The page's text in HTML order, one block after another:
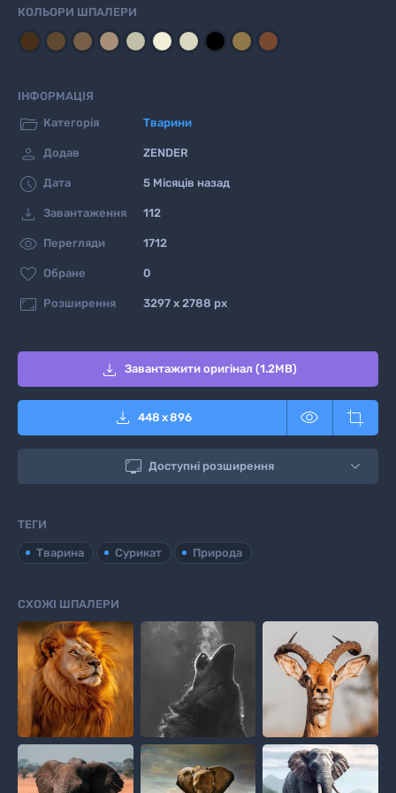
КОЛЬОРИ ШПАЛЕРИ
ІНФОРМАЦІЯ
 Категорія Тварини
 Додав ZENDER
 Дата 5 Місяців назад
 Завантаження 112
 Перегляди 1712
 Обране 0
 Розширення 3297 x 2788 px
 Завантажити оригінал (1.2MB)
 448 x896  
 Доступні розширення
ТЕГИ
Тварина Сурикат Природа
СХОЖІ ШПАЛЕРИ